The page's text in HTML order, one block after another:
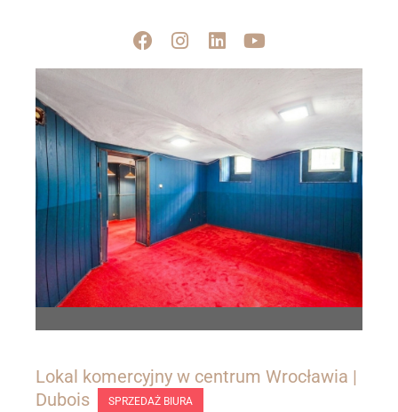
Lokal komercyjny w centrum Wrocławia |
Dubois
SPRZEDAŻ BIURA